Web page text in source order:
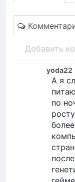
Добавить
yoda22
А я
по